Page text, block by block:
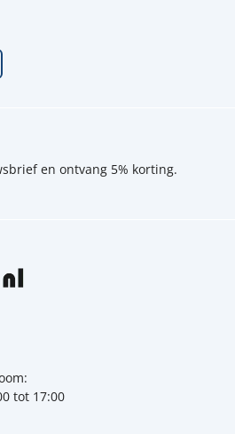
tot 17:00
en ontvang 5% korting.